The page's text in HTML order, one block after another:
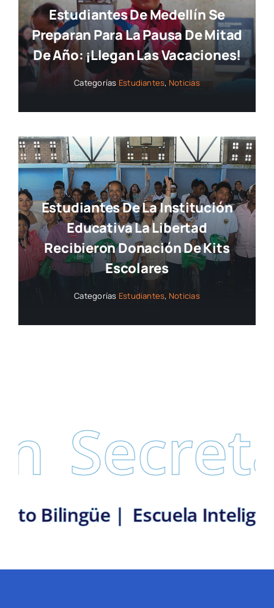
Estudiantes De Medellín Se
Preparan Para La Pausa De Mitad
De Año: ¡llegan Las Vacaciones!
Categorías Estudiantes, Noticias
Estudiantes De La Institución
Educativa La Libertad
Recibieron Donación De Kits
Escolares
Categorías Estudiantes, Noticias
Escuela
Distrito Bilingüe |